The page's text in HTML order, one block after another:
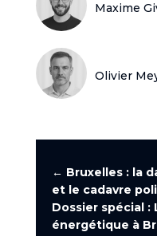
Maxime
Olivier
← Bruxelles : la
et le cadavre
Dossier spécial :
énergétique à